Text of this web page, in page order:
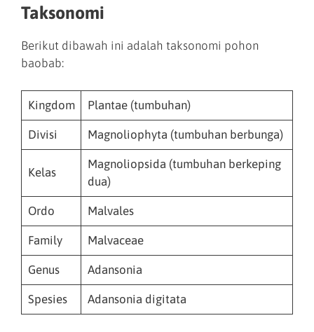
Taksonomi
Berikut dibawah ini adalah taksonomi pohon
baobab:
Kingdom Plantae (tumbuhan)
Divisi Magnoliophyta (tumbuhan berbunga)
Kelas
Magnoliopsida (tumbuhan berkeping
dua)
Ordo Malvales
Family Malvaceae
Genus Adansonia
Spesies Adansonia digitata